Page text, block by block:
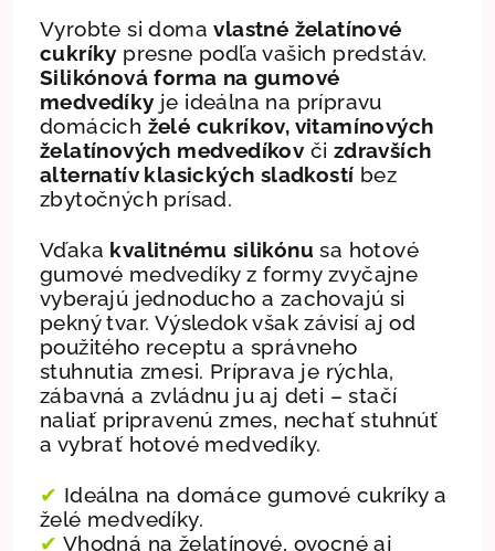
Vyrobte si domavlastné želatínové
cukríky presne podľa vašich predstáv.
Silikónová forma na gumové
medvedíky je ideálna na prípravu
domácich želé cukríkov, vitamínových
želatínových medvedíkov či zdravších
alternatív klasických sladkostí bez
zbytočných prísad.
Vďaka kvalitnému silikónu sa hotové
gumové medvedíky z formy zvyčajne
vyberajú jednoducho a zachovajú si
pekný tvar. Výsledok však závisí aj od
použitého receptu a správneho
stuhnutia zmesi. Príprava je rýchla,
zábavná a zvládnu ju aj deti – stačí
naliať pripravenú zmes, nechať stuhnúť
a vybrať hotové medvedíky.
✔ Ideálna na domáce gumové cukríky a
želé medvedíky.
✔ Vhodná na želatínové, ovocné aj